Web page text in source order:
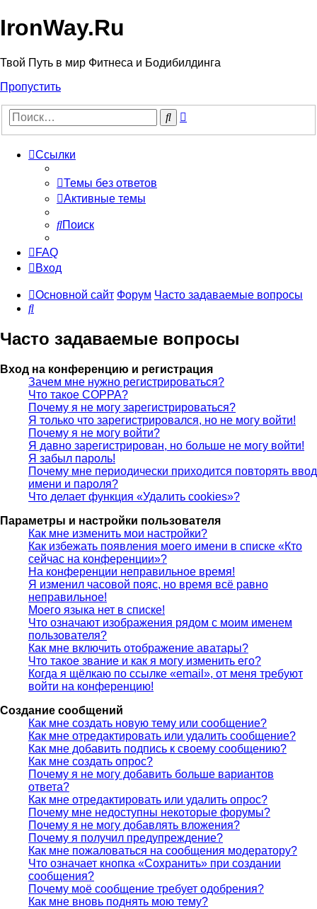
IronWay.Ru
Твой Путь в мир Фитнеса и Бодибилдинга
Пропустить
Поиск
Ссылки
Темы без ответов
Активные темы
Поиск
FAQ
Вход
Основной сайт Форум Часто задаваемые вопросы
Поиск
Часто задаваемые вопросы
Вход на конференцию и регистрация
Зачем мне нужно регистрироваться?
Что такое COPPA?
Почему я не могу зарегистрироваться?
Я только что зарегистрировался, но не могу войти!
Почему я не могу войти?
Я давно зарегистрирован, но больше не могу войти!
Я забыл пароль!
Почему мне периодически приходится повторять ввод
имени и пароля?
Что делает функция «Удалить cookies»?
Параметры и настройки пользователя
Как мне изменить мои настройки?
Как избежать появления моего имени в списке «Кто
сейчас на конференции»?
На конференции неправильное время!
Я изменил часовой пояс, но время всё равно
неправильное!
Моего языка нет в списке!
Что означают изображения рядом с моим именем
пользователя?
Как мне включить отображение аватары?
Что такое звание и как я могу изменить его?
Когда я щёлкаю по ссылке «email», от меня требуют
войти на конференцию!
Создание сообщений
Как мне создать новую тему или сообщение?
Как мне отредактировать или удалить сообщение?
Как мне добавить подпись к своему сообщению?
Как мне создать опрос?
Почему я не могу добавить больше вариантов
ответа?
Как мне отредактировать или удалить опрос?
Почему мне недоступны некоторые форумы?
Почему я не могу добавлять вложения?
Почему я получил предупреждение?
Как мне пожаловаться на сообщения модератору?
Что означает кнопка «Сохранить» при создании
сообщения?
Почему моё сообщение требует одобрения?
Как мне вновь поднять мою тему?